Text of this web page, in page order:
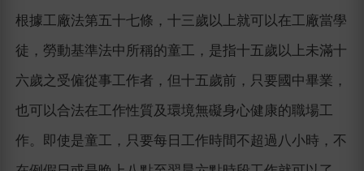
根據工廠法第五十七條，十三歲以上就可以在工廠當學
徒，勞動基準法中所稱的童工，是指十五歲以上未滿十
六歲之受僱從事工作者，但十五歲前，只要國中畢業，
也可以合法在工作性質及環境無礙身心健康的職場工
作。即使是童工，只要每日工作時間不超過八小時，不